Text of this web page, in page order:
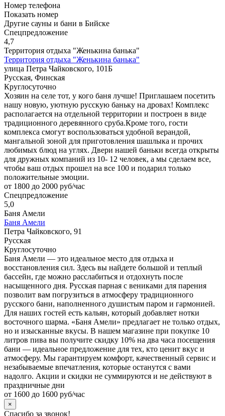
Номер телефона
Показать номер
Другие сауны и бани в Бийске
Спецпредложение
4,7
Территория отдыха "Женькина банька"
Территория отдыха "Женькина банька"
улица Петра Чайковского, 101Б
Русская, Финская
Круглосуточно
Хозяин на селе тот, у кого баня лучше! Приглашаем посетить
нашу новую, уютную русскую баньку на дровах! Комплекс
располагается на отдельной территории и построен в виде
традиционного деревянного сруба.Кроме того, гости
комплекса смогут воспользоваться удобной верандой,
мангальной зоной для приготовления шашлыка и прочих
любимых блюд на углях. Двери нашей баньки всегда открыты
для дружных компаний из 10- 12 человек, а мы сделаем все,
чтобы ваш отдых прошел на все 100 и подарил только
положительные эмоции.
от 1800 до 2000 руб/час
Спецпредложение
5,0
Баня Амели
Баня Амели
Петра Чайковского, 91
Русская
Круглосуточно
Баня Амели — это идеальное место для отдыха и
восстановления сил. Здесь вы найдете большой и теплый
бассейн, где можно расслабиться и отдохнуть после
насыщенного дня. Русская парная с вениками для парения
позволит вам погрузиться в атмосферу традиционного
русского бани, наполненного душистым паром и гармонией.
Для наших гостей есть кальян, который добавляет нотки
восточного шарма. «Баня Амели» предлагает не только отдых,
но и изысканные вкусы. В нашем магазине при покупке 10
литров пива вы получите скидку 10% на два часа посещения
бани — идеальное предложение для тех, кто ценит вкус и
атмосферу. Мы гарантируем комфорт, качественный сервис и
незабываемые впечатления, которые останутся с вами
надолго. Акции и скидки не суммируются и не действуют в
праздничные дни
от 1600 до 1600 руб/час
×
Спасибо за звонок!